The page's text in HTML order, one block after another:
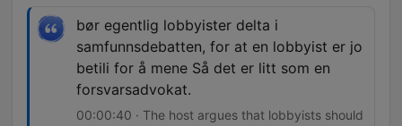
bør egentlig lobbyister delta i
samfunnsdebatten, for at en lobbyist er jo
betili for å mene Så det er litt som en
forsvarsadvokat.
00:00:40 · The host argues that lobbyists should